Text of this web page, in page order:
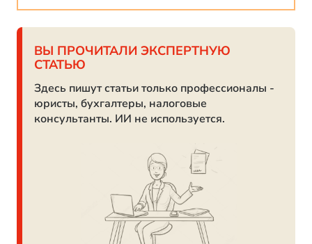
ВЫ ПРОЧИТАЛИ ЭКСПЕРТНУЮ
СТАТЬЮ
Здесь пишут статьи только профессионалы -
юристы, бухгалтеры, налоговые
консультанты. ИИ не используется.